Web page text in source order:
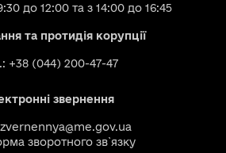
до 12:00 та з 14:00 до 16:45
та протидія корупції
+38 (044) 200-47-47
звернення
zvernennya@me.gov.ua
зворотного зв`язку